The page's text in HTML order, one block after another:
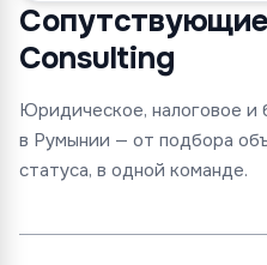
Consulting
Юридическое, налоговое и
в Румынии — от подбора
статуса, в одной команде.